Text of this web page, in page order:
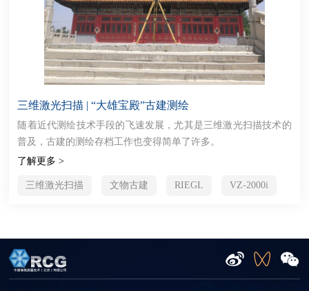
三维激光扫描 | “大雄宝殿”古建测绘
随着近代测绘技术手段的飞速发展，尤其是三维激光扫描技术的
普及，古建的测绘存档工作也变得简单了许多。
了解更多 >
三维激光扫描 文物古建 RIEGL VZ-2000i